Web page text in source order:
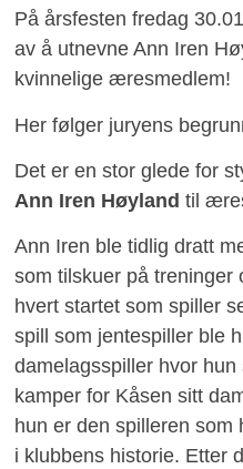
På årsfesten fredag
av å utnevne Ann Iren
kvinnelige æresmedlem!
Her følger juryens
Det er en stor glede for
Ann Iren Høyland til
Ann Iren ble tidlig dratt
som tilskuer på treninger
hvert startet som spiller
spill som jentespiller ble
damelagsspiller hvor
kamper for Kåsen sitt
hun er den spilleren som
i klubbens historie. Etter